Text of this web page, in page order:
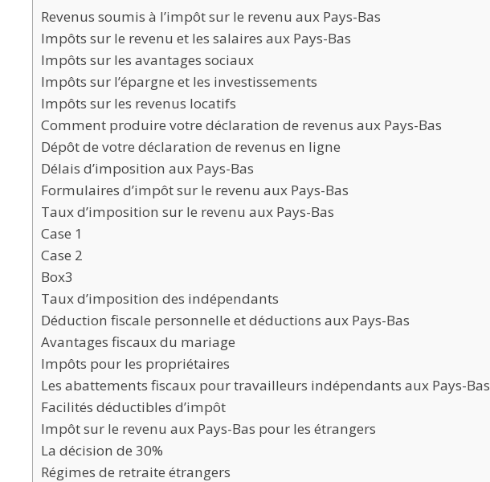
Revenus soumis à l’impôt sur le revenu aux Pays-Bas
Impôts sur le revenu et les salaires aux Pays-Bas
Impôts sur les avantages sociaux
Impôts sur l’épargne et les investissements
Impôts sur les revenus locatifs
Comment produire votre déclaration de revenus aux Pays-Bas
Dépôt de votre déclaration de revenus en ligne
Délais d’imposition aux Pays-Bas
Formulaires d’impôt sur le revenu aux Pays-Bas
Taux d’imposition sur le revenu aux Pays-Bas
Case 1
Case 2
Box3
Taux d’imposition des indépendants
Déduction fiscale personnelle et déductions aux Pays-Bas
Avantages fiscaux du mariage
Impôts pour les propriétaires
Les abattements fiscaux pour travailleurs indépendants aux Pays-Bas
Facilités déductibles d’impôt
Impôt sur le revenu aux Pays-Bas pour les étrangers
La décision de 30%
Régimes de retraite étrangers